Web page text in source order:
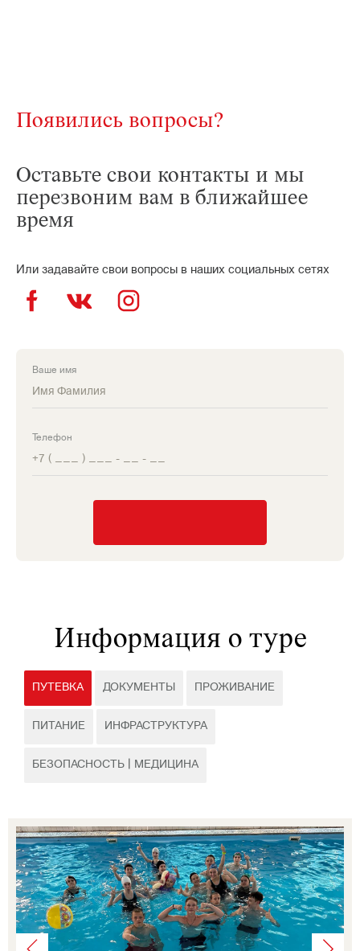
Появились вопросы?
Оставьте свои контакты и мы
перезвоним вам в ближайшее
время
Или задавайте свои вопросы в наших социальных сетях
Ваше имя
Телефон
Информация о туре
ПУТЕВКА ДОКУМЕНТЫ ПРОЖИВАНИЕ
ПИТАНИЕ ИНФРАСТРУКТУРА
БЕЗОПАСНОСТЬ | МЕДИЦИНА